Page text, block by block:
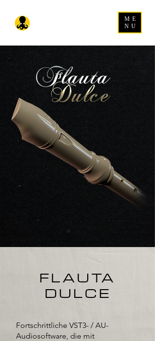
ME
NU
FLAUTA
DULCE
Fortschrittliche VST3- / AU-
Audiosoftware, die mit